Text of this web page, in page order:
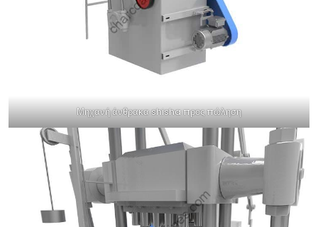
Μηχανή άνθρακα shisha προς πώληση